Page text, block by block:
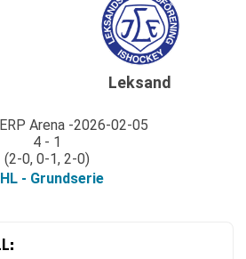
Arena 2026-02-05
4 - 1
(2-0, 0-1, 2-0)
- Grundserie
Leksand